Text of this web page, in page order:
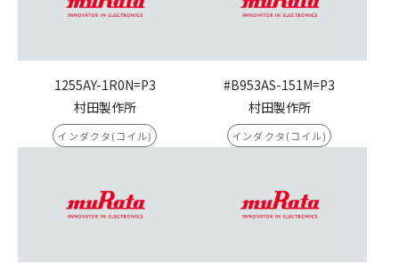
1255AY-1R0N=P3
村田製作所
インダクタ(コイル)
#B953AS-151M=P3
村田製作所
インダクタ(コイル)